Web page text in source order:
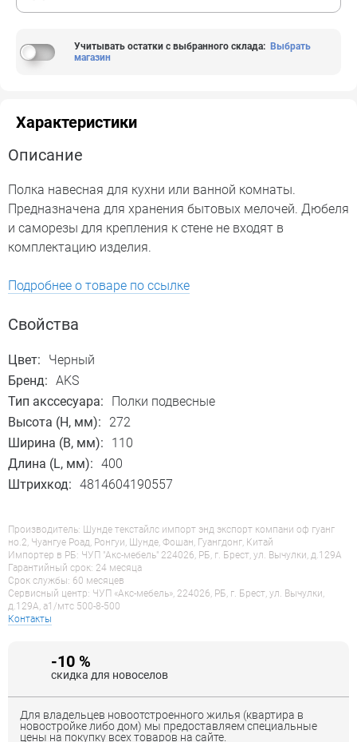
Учитывать остатки с выбранного склада: Выбрать
магазин
Характеристики
Описание
Полка навесная для кухни или ванной комнаты.
Предназначена для хранения бытовых мелочей. Дюбеля
и саморезы для крепления к стене не входят в
комплектацию изделия.
Подробнее о товаре по ссылке
Свойства
Цвет:
Черный
Бренд: AKS
Тип акссесуара:
Полки подвесные
Высота (H, мм):
272
Ширина (B, мм):
110
Длина (L, мм): 400
Штрихкод: 4814604190557
Производитель: Шунде текстайлс импорт энд экспорт компани оф гуанг
но.2, Чуангуе Роад, Ронгуи, Шунде, Фошан, Гуангдонг, Китай
Импортер в РБ: ЧУП "Акс-мебель" 224026, РБ, г. Брест, ул. Вычулки, д.129А
Гарантийный срок: 24 месяца
Срок службы: 60 месяцев
Сервисный центр: ЧУП «Акс-мебель», 224026, РБ, г. Брест, ул. Вычулки,
д.129А, a1/мтс 500-8-500
Контакты
-10 %
скидка для новоселов
Для владельцев новоотстроенного жилья (квартира в
новостройке либо дом) мы предоставляем специальные
цены на покупку всех товаров на сайте.